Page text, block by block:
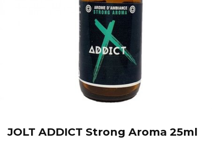
JOLT ADDICT Strong Aroma 25ml